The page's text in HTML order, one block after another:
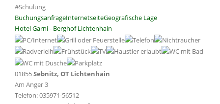
#Schulung
BuchungsanfrageInternetseiteGeografische Lage
Hotel Garni - Berghof Lichtenhain
01855Sebnitz, OT Lichtenhain
Am Anger 3
Telefon: 035971-56512